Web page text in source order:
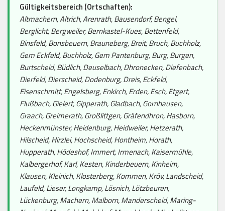
Gültigkeitsbereich (Ortschaften):
Altmachern, Altrich, Arenrath, Bausendorf, Bengel,
Berglicht, Bergweiler, Bernkastel-Kues, Bettenfeld,
Binsfeld, Bonsbeuern, Brauneberg, Breit, Bruch, Buchholz,
Gem Eckfeld, Buchholz, Gem Pantenburg, Burg, Burgen,
Burtscheid, Büdlich, Deuselbach, Dhronecken, Diefenbach,
Dierfeld, Dierscheid, Dodenburg, Dreis, Eckfeld,
Eisenschmitt, Engelsberg, Enkirch, Erden, Esch, Etgert,
Flußbach, Gielert, Gipperath, Gladbach, Gornhausen,
Graach, Greimerath, Großlittgen, Gräfendhron, Hasborn,
Heckenmünster, Heidenburg, Heidweiler, Hetzerath,
Hilscheid, Hirzlei, Hochscheid, Hontheim, Horath,
Hupperath, Hödeshof, Immert, Irmenach, Kaisermühle,
Kalbergerhof, Karl, Kesten, Kinderbeuern, Kinheim,
Klausen, Kleinich, Klosterberg, Kommen, Kröv, Landscheid,
Laufeld, Lieser, Longkamp, Lösnich, Lötzbeuren,
Lückenburg, Machern, Malborn, Manderscheid, Maring-